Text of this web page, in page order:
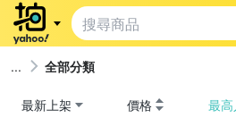
全部分類
最新上架 價格 最